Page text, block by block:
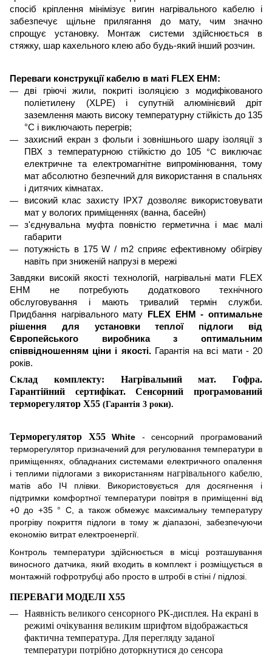
спосіб кріплення мінімізує вигин нагрівального кабелю і
забезпечує щільне прилягання до мату, чим значно
спрощує установку. Монтаж системи здійснюється в
стяжку, шар кахельного клею або будь-який інший розчин.
Переваги конструкції кабелю в маті FLEX EHM:
дві гріючіжили, покриті ізоляцією з модифікованого
поліетилену (XLPE) і супутній алюмінієвий дріт
заземлення мають високу температурну стійкість до 135
°C і виключають перегрів;
захисний екран з фольги і зовнішнього шару ізоляції з
ПВХ з температурною стійкістю до 105 °C виключає
електричне та електромагнітне випромінювання, тому
мат абсолютно безпечний для використання в спальнях
і дитячих кімнатах.
високий клас захисту IPX7 дозволяє використовувати
мат у вологих приміщеннях (ванна, басейн)
з'єднувальна муфта повністю герметична і має малі
габарити
потужність в 175 W / m2 сприяє ефективному обігріву
навіть при зниженій напрузі в мережі
Завдяки високій якості технологій, нагрівальнімати FLEX
EHM не потребують додаткового технічного
обслуговування і мають тривалий термін служби.
Придбання нагрівального мату FLEX EHM - оптимальне
рішення для установки теплої підлоги від
Європейського виробника з оптимальним
співвідношенням ціни і якості. Гарантія на всі мати - 20
років.
Склад комплекту: Нагрівальний мат. Гофра.
Гарантійний сертифікат. Сенсорний програмований
терморегулятор X55 (Гарантія 3 роки).
Терморегулятор X55White - сенсорний програмований
терморегулятор призначений для регулювання температури в
приміщеннях, обладнаних системами електричного опалення
і теплими підлогами з використаннямнагрівального кабелю
матів або ІЧ плівки. Використовується для досягнення і
підтримки комфортної температури повітря в приміщенні від
+0 до +35 ° С, а також обмежує максимальну температуру
прогріву покриття підлоги в тому ж діапазоні, забезпечуючи
економію витрат електроенергії.
Контроль температури здійснюється в місці розташування
виносного датчика, який входить в комплект і розміщується в
монтажній гофротрубці або просто в штробі в стіні / підлозі.
ПЕРЕВАГИ МОДЕЛІ X55
Наявність великого сенсорного РК-дисплея. На екрані в
режимі очікування великим шрифтом відображається
фактична температура. Для перегляду заданої
температури потрібно доторкнутися до сенсора